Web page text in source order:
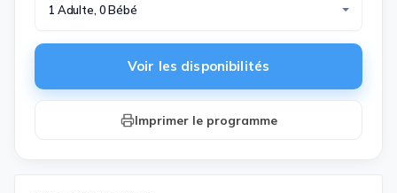
1 Adulte, 0 Bébé
Voir les disponibilités
Imprimer le programme